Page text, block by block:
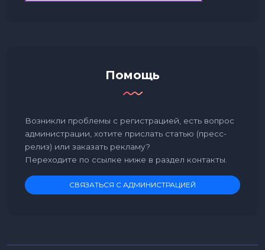
Помощь
Возникли проблемы с регистрацией, есть вопрос
администрации, хотите прислать статью (пресс-
релиз) или заказать рекламу?
Переходите по ссылке ниже в раздел контакты.
СВЯЗАТЬСЯ С АДМИНИСТРАЦИЕЙ